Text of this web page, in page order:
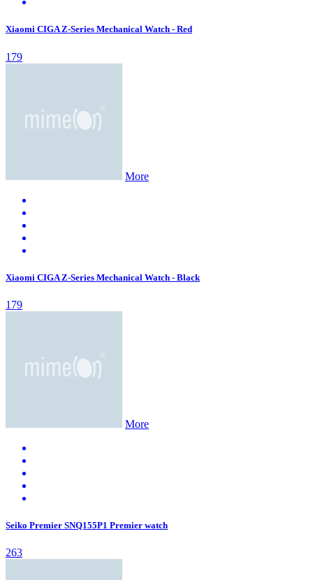
Xiaomi CIGA Z-Series Mechanical Watch - Red
179
More
Xiaomi CIGA Z-Series Mechanical Watch - Black
179
More
Seiko Premier SNQ155P1 Premier watch
263